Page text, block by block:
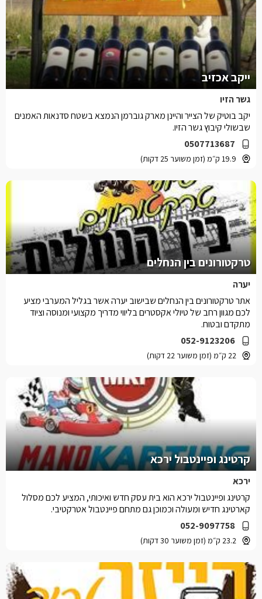
ייקב אכזיב
גשר הזיו
0507713687
19.9 ק״מ (זמן משוער 25 דקות)
יקב בוטיק של הצייר והיינן מארק גוברמן הנמצא בשטח סדנאות האמנים
שבשולי קיבוץ גשר הזיו.
טרקטורונים בין הנחלים
יערה
052-9123206
22 ק״מ (זמן משוער 22 דקות)
אתר טרקטורונים בין הנחלים שבישוב יערה אשר בגליל המערבי מציע
לכם מגוון רחב של טיולי אקסטרים בליווי מדריך מקצועי ומנוסה וציוד
מתקדם ובטוח.
קרטינג ופיינטבול ירכא
ירכא
052-9097758
23.2 ק״מ (זמן משוער 30 דקות)
קרטינג ופיינטבול ירכא הוא בית עסק חדש ואיכותי, המציע לכם מסלול
קארטינג חדיש ומעולה וכמוכן גם מתחם פיינטבול אטרקטיבי.